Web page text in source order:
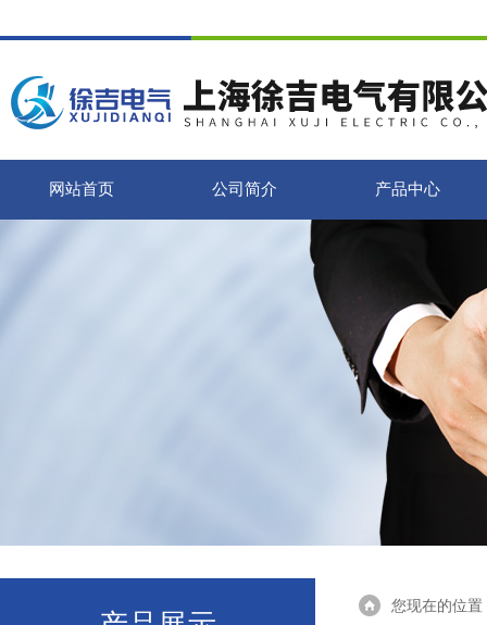
网站首页 公司简介 产品中心
您现在的位置